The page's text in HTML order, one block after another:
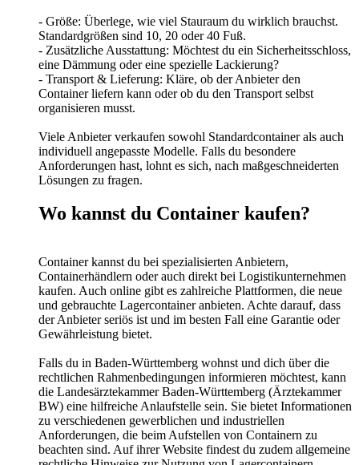
- Größe: Überlege, wie viel Stauraum du wirklich brauchst.
Standardgrößen sind 10, 20 oder 40 Fuß.
- Zusätzliche Ausstattung: Möchtest du ein Sicherheitsschloss,
eine Dämmung oder eine spezielle Lackierung?
- Transport & Lieferung: Kläre, ob der Anbieter den
Container liefern kann oder ob du den Transport selbst
organisieren musst.
Viele Anbieter verkaufen sowohl Standardcontainer als auch
individuell angepasste Modelle. Falls du besondere
Anforderungen hast, lohnt es sich, nach maßgeschneiderten
Lösungen zu fragen.
Wo kannst du Container kaufen?
Container kannst du bei spezialisierten Anbietern,
Containerhändlern oder auch direkt bei Logistikunternehmen
kaufen. Auch online gibt es zahlreiche Plattformen, die neue
und gebrauchte Lagercontainer anbieten. Achte darauf, dass
der Anbieter seriös ist und im besten Fall eine Garantie oder
Gewährleistung bietet.
Falls du in Baden-Württemberg wohnst und dich über die
rechtlichen Rahmenbedingungen informieren möchtest, kann
die Landesärztekammer Baden-Württemberg (Ärztekammer
BW) eine hilfreiche Anlaufstelle sein. Sie bietet Informationen
zu verschiedenen gewerblichen und industriellen
Anforderungen, die beim Aufstellen von Containern zu
beachten sind. Auf ihrer Website findest du zudem allgemeine